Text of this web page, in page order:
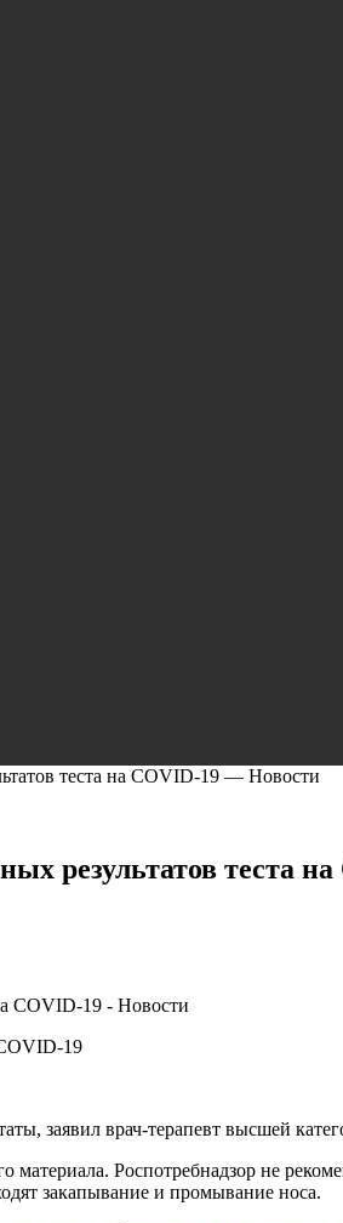
теста на COVID-19 — Новости
результатов теста
19
заявил врач-терапевт высшей
материала. Роспотребнадзор не
закапывание и промывание носа.